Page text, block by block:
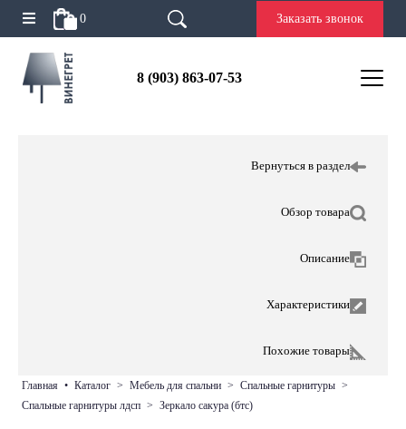
0 Заказать звонок
8 (903) 863-07-53
Вернуться в раздел
Обзор товара
Описание
Характеристики
Похожие товары
главная • каталог > мебель для спальни > спальные гарнитуры >
спальные гарнитуры лдсп > зеркало сакура (бтс)